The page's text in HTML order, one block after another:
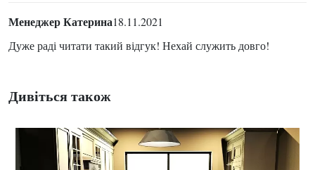
Менеджер Катерина18.11.2021
Дуже раді читати такий відгук! Нехай служить довго!
Дивіться також